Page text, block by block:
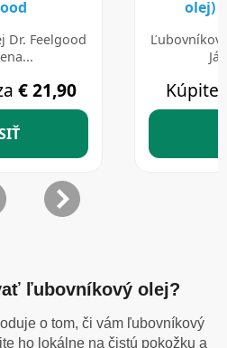
ľubovníkový olej?
o tom, či vám ľubovníkový
ho lokálne na čistú pokožku a